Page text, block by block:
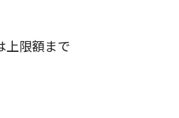
上限額まで